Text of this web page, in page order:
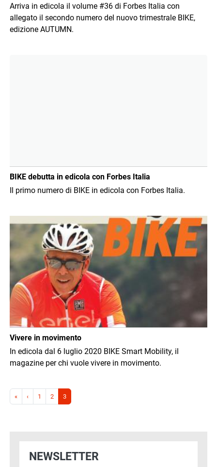
Arriva in edicola il volume #36 di Forbes Italia con
allegato il secondo numero del nuovo trimestrale BIKE,
edizione AUTUMN.
BIKE debutta in edicola con Forbes Italia
Il primo numero di BIKE in edicola con Forbes Italia.
Immagine
Vivere in movimento
In edicola dal 6 luglio 2020 BIKE Smart Mobility, il
magazine per chi vuole vivere in movimento.
Paginazione
«Prima pagina
‹Pagina precedente
1 2 3
NEWSLETTER